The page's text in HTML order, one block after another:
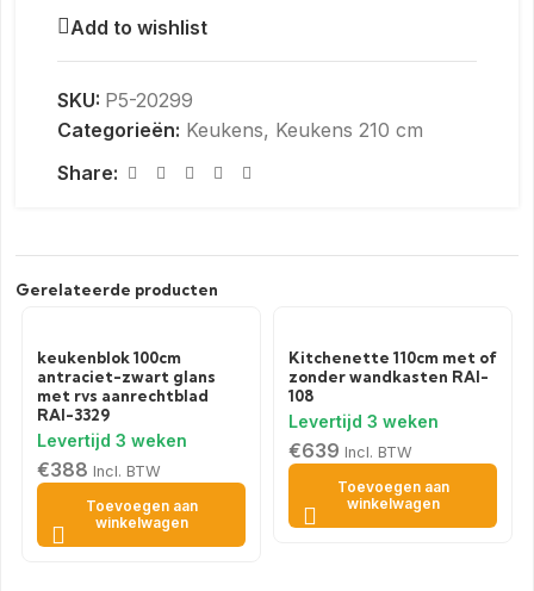
Add to wishlist
SKU: P5-20299
Categorieën: Keukens, Keukens 210 cm
Share:
Gerelateerde producten
keukenblok 100cm
antraciet-zwart glans
met rvs aanrechtblad
RAI-3329
€388 Incl. BTW
Toevoegen aan
winkelwagen
Kitchenette 110cm met of
zonder wandkasten RAI-
108
€639 Incl. BTW
Toevoegen aan
winkelwagen